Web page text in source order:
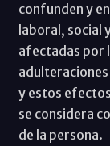
confunden y
laboral, social
afectadas por
y estos
se considera
de la persona.